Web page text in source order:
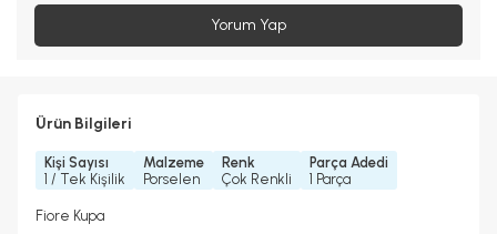
Yorum Yap
Ürün Bilgileri
Kişi Sayısı
1 / Tek Kişilik
Malzeme
Porselen
Renk
Çok Renkli
Parça Adedi
1 Parça
Fiore Kupa